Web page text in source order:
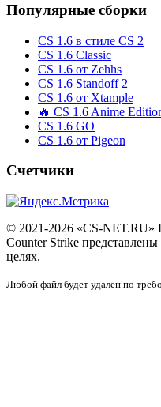
Популярные сборки
CS 1.6 в стиле CS 2
CS 1.6 Classic
CS 1.6 от Zehhs
CS 1.6 Standoff 2
CS 1.6 от Xtample
🔥 CS 1.6 Anime
CS 1.6 GO
CS 1.6 от Pigeon
Счетчики
© 2021-2026 «CS-NET.RU»
Counter Strike
целях.
Любой файл будет удален по